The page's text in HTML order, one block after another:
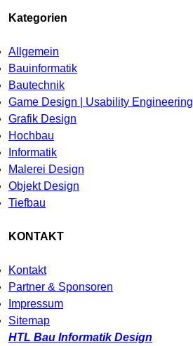
Kategorien
Allgemein
Bauinformatik
Bautechnik
Game Design | Usability Engineering
Grafik Design
Hochbau
Informatik
Malerei Design
Objekt Design
Tiefbau
KONTAKT
Kontakt
Partner & Sponsoren
Impressum
Sitemap
HTL Bau Informatik Design